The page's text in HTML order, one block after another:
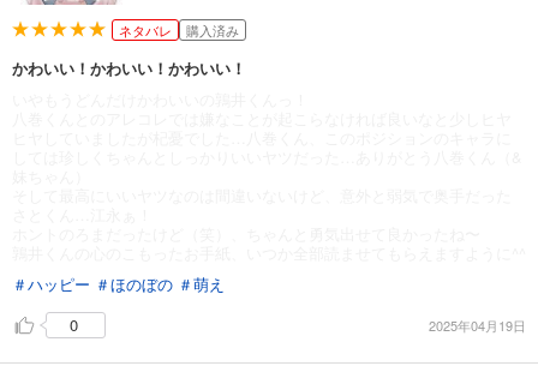
ネタバレ 購入済み
かわいい！かわいい！かわいい！
＃ハッピー ＃ほのぼの ＃萌え
0
2025年04月19日